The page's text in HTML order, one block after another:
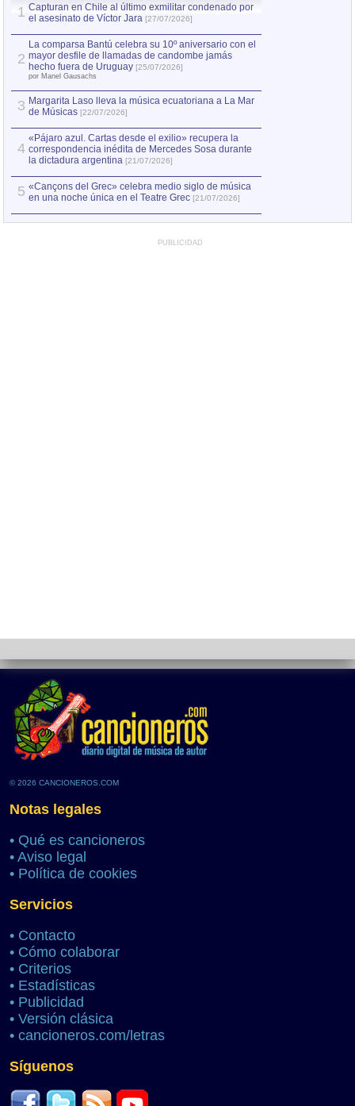
1 Capturan en Chile al último exmilitar condenado por
el asesinato de Víctor Jara [27/07/2026]
2
La comparsa Bantú celebra su 10º aniversario con el
mayor desfile de llamadas de candombe jamás
hecho fuera de Uruguay [25/07/2026]
por Manel Gausachs
3 Margarita Laso lleva la música ecuatoriana a La Mar
de Músicas [22/07/2026]
4
«Pájaro azul. Cartas desde el exilio» recupera la
correspondencia inédita de Mercedes Sosa durante
la dictadura argentina [21/07/2026]
5 «Cançons del Grec» celebra medio siglo de música
en una noche única en el Teatre Grec [21/07/2026]
PUBLICIDAD
© 2026 CANCIONEROS.COM
Notas legales
• Qué es cancioneros
• Aviso legal
• Política de cookies
Servicios
• Contacto
• Cómo colaborar
• Criterios
• Estadísticas
• Publicidad
• Versión clásica
• cancioneros.com/letras
Síguenos